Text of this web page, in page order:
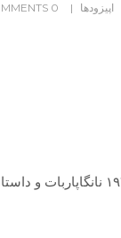
اپیزودها 0 COMMENTS
این اپیزود به اکسپدیشن ۱۹۷۰